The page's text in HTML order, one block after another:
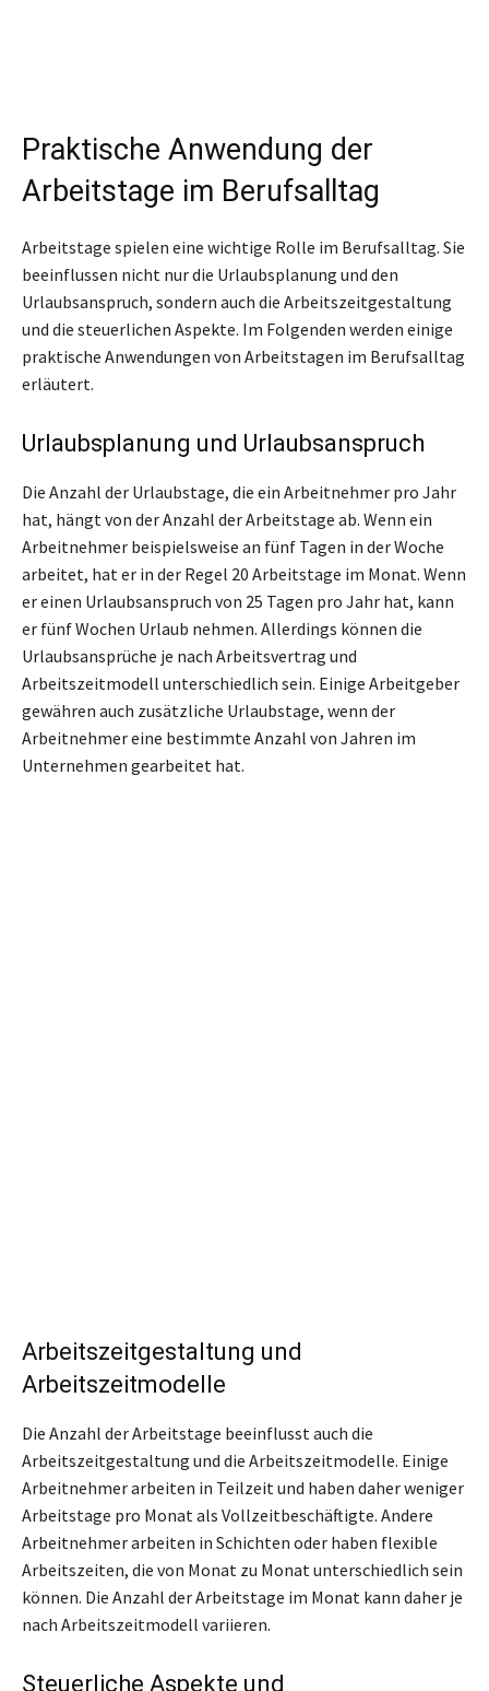
Praktische Anwendung der
Arbeitstage im Berufsalltag
Arbeitstage spielen eine wichtige Rolle im Berufsalltag. Sie
beeinflussen nicht nur die Urlaubsplanung und den
Urlaubsanspruch, sondern auch die Arbeitszeitgestaltung
und die steuerlichen Aspekte. Im Folgenden werden einige
praktische Anwendungen von Arbeitstagen im Berufsalltag
erläutert.
Urlaubsplanung und Urlaubsanspruch
Die Anzahl der Urlaubstage, die ein Arbeitnehmer pro Jahr
hat, hängt von der Anzahl der Arbeitstage ab. Wenn ein
Arbeitnehmer beispielsweise an fünf Tagen in der Woche
arbeitet, hat er in der Regel 20 Arbeitstage im Monat. Wenn
er einen Urlaubsanspruch von 25 Tagen pro Jahr hat, kann
er fünf Wochen Urlaub nehmen. Allerdings können die
Urlaubsansprüche je nach Arbeitsvertrag und
Arbeitszeitmodell unterschiedlich sein. Einige Arbeitgeber
gewähren auch zusätzliche Urlaubstage, wenn der
Arbeitnehmer eine bestimmte Anzahl von Jahren im
Unternehmen gearbeitet hat.
Arbeitszeitgestaltung und
Arbeitszeitmodelle
Die Anzahl der Arbeitstage beeinflusst auch die
Arbeitszeitgestaltung und die Arbeitszeitmodelle. Einige
Arbeitnehmer arbeiten in Teilzeit und haben daher weniger
Arbeitstage pro Monat als Vollzeitbeschäftigte. Andere
Arbeitnehmer arbeiten in Schichten oder haben flexible
Arbeitszeiten, die von Monat zu Monat unterschiedlich sein
können. Die Anzahl der Arbeitstage im Monat kann daher je
nach Arbeitszeitmodell variieren.
Steuerliche Aspekte und